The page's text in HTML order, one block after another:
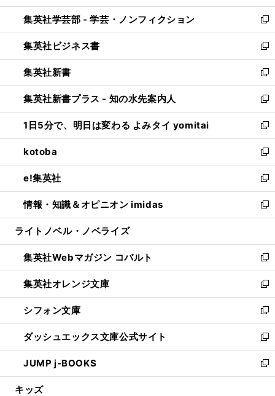
開
く
ウ
で
開
く
ン
ド
ウ
で
開
く
ウ
ィ
ン
ド
ウ
で
開
く
集英社学芸部 - 学芸・ノンフィクション
新
し
い
ウ
ィ
ン
ド
ウ
で
開
く
集英社ビジネス書
新
し
い
ウ
ィ
ン
ド
ウ
で
開
く
集英社新書
新
し
い
ウ
ィ
ン
ド
ウ
で
開
く
集英社新書プラス - 知の水先案内人
新
し
い
ウ
ィ
ン
ド
ウ
で
開
1日5分で、明日は変わる よみタイ yomitai
新
し
い
ウ
ィ
ン
ド
ウ
開
く
kotoba
新
し
い
ウ
ィ
ン
ウ
で
開
く
e!集英社
新
し
い
ウ
ン
ド
ウ
で
開
く
情報・知識＆オピニオン imidas
新
し
ウ
ィ
ン
ド
ウ
で
開
く
ライトノベル・ノベライズ
集英社Webマガジン コバルト
新
し
い
ウ
ィ
ン
ド
ウ
で
開
集英社オレンジ文庫
新
し
い
ウ
ィ
ン
ド
ウ
シフォン文庫
新
し
い
ウ
ィ
ン
ダッシュエックス文庫公式サイト
新
し
い
ウ
JUMP j-BOOKS
新
し
キッズ